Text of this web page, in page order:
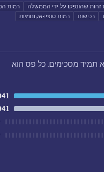
זהות שהונפקו על ידי הממשלה
רמות
רכישות רמות סוציו-אקונומיות
תמיד מסכימים. כל פס הוא